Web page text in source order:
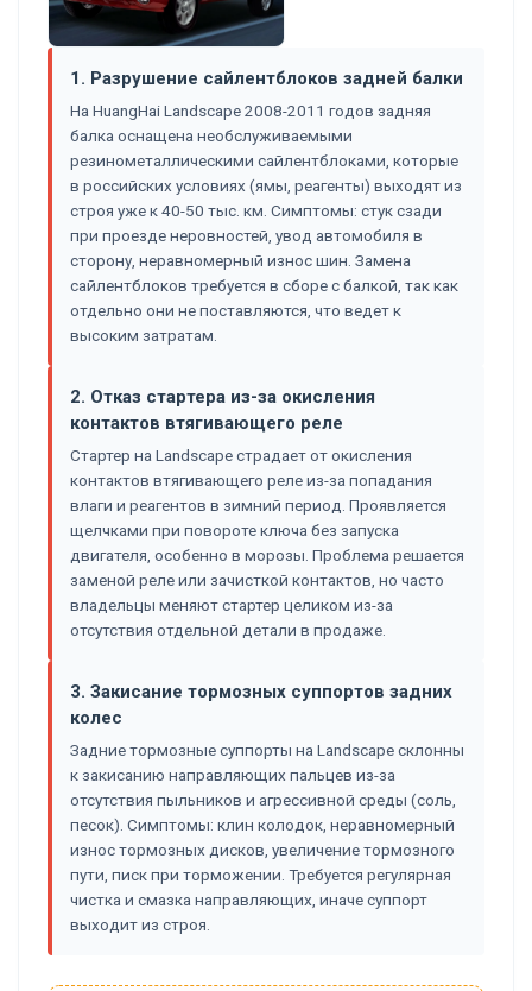
1. Разрушение сайлентблоков задней балки
На HuangHai Landscape 2008-2011 годов задняя
балка оснащена необслуживаемыми
резинометаллическими сайлентблоками, которые
в российских условиях (ямы, реагенты) выходят из
строя уже к 40-50 тыс. км. Симптомы: стук сзади
при проезде неровностей, увод автомобиля в
сторону, неравномерный износ шин. Замена
сайлентблоков требуется в сборе с балкой, так как
отдельно они не поставляются, что ведет к
высоким затратам.
2. Отказ стартера из-за окисления
контактов втягивающего реле
Стартер на Landscape страдает от окисления
контактов втягивающего реле из-за попадания
влаги и реагентов в зимний период. Проявляется
щелчками при повороте ключа без запуска
двигателя, особенно в морозы. Проблема решается
заменой реле или зачисткой контактов, но часто
владельцы меняют стартер целиком из-за
отсутствия отдельной детали в продаже.
3. Закисание тормозных суппортов задних
колес
Задние тормозные суппорты на Landscape склонны
к закисанию направляющих пальцев из-за
отсутствия пыльников и агрессивной среды (соль,
песок). Симптомы: клин колодок, неравномерный
износ тормозных дисков, увеличение тормозного
пути, писк при торможении. Требуется регулярная
чистка и смазка направляющих, иначе суппорт
выходит из строя.